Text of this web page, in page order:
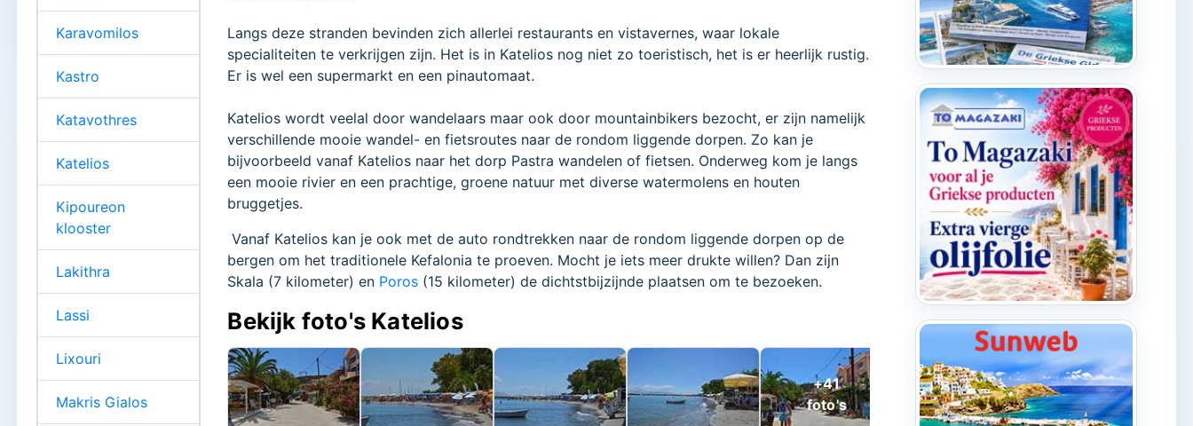
Langs deze stranden bevinden zich allerlei restaurants en vistavernes, waar lokale
specialiteiten te verkrijgen zijn. Het is in Katelios nog niet zo toeristisch, het is er heerlijk rustig.
Er is wel een supermarkt en een pinautomaat.
Katelios wordt veelal door wandelaars maar ook door mountainbikers bezocht, er zijn namelijk
verschillende mooie wandel- en fietsroutes naar de rondom liggende dorpen. Zo kan je
bijvoorbeeld vanaf Katelios naar het dorp Pastra wandelen of fietsen. Onderweg kom je langs
een mooie rivier en een prachtige, groene natuur met diverse watermolens en houten
bruggetjes.
Vanaf Katelios kan je ook met de auto rondtrekken naar de rondom liggende dorpen op de
bergen om het traditionele Kefalonia te proeven. Mocht je iets meer drukte willen? Dan zijn
Skala (7 kilometer) en Poros (15 kilometer) de dichtstbijzijnde plaatsen om te bezoeken.
Bekijk foto's Katelios
Karavomilos
Kastro
Katavothres
Katelios
Kipoureon
klooster
Lakithra
Lassi
Lixouri
Makris Gialos